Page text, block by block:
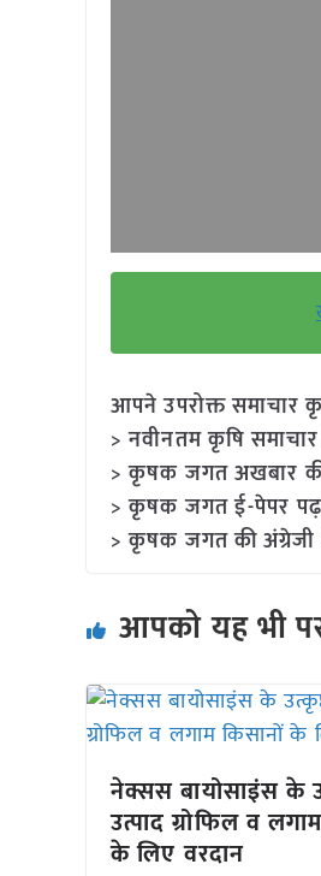
आपने उपरोक्त
> नवीनतम कृषि
> कृषक जगत अखबार
> कृषक जगत ई-पेपर
> कृषक जगत की
आपको यह भी
नेक्सस बायोसाइंस के
उत्पाद ग्रोफिल व
के लिए वरदान